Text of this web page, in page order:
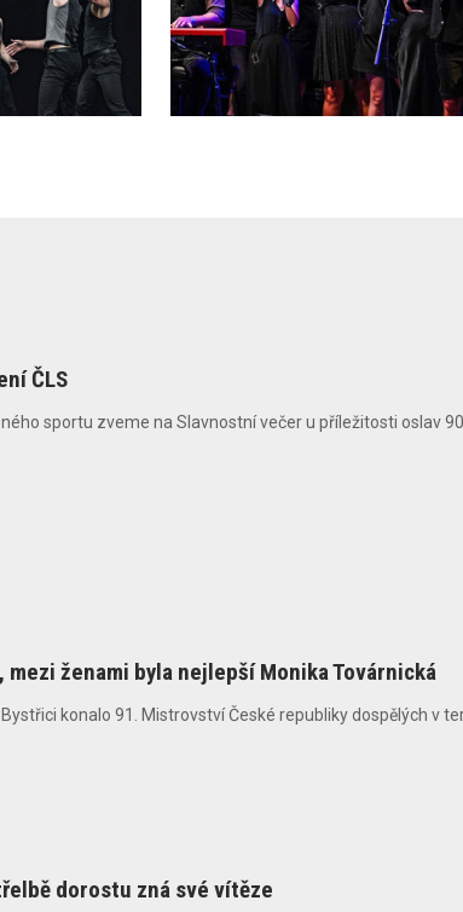
ČLS
sportu zveme na Slavnostní večer u příležitosti oslav
ženami byla nejlepší Monika Továrnická
konalo 91. Mistrovství České republiky dospělých v
dorostu zná své vítěze